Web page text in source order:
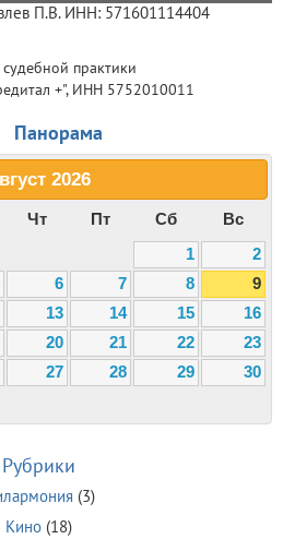
П.В. ИНН: 571601114404
+", ИНН 5752010011
Панорама
2026
Чт Пт Сб
Вс
1
2
6 7 8
9
13 14 15
16
20 21 22
23
27 28 29
30
Рубрики
(3)
Кино(18)